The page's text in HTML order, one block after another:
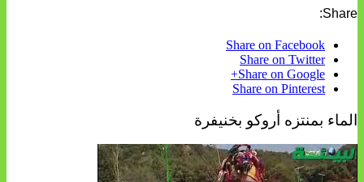
Share:
Share on Facebook
Share on Twitter
Share on Google+
Share on Pinterest
الماء بمنتزه أروكو بخنيفرة